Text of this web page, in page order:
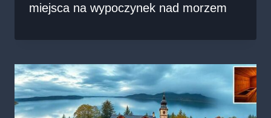
miejsca na wypoczynek nad morzem